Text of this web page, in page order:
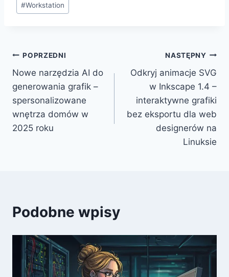
#Workstation
Nawigacja
wpisu
POPRZEDNI
Nowe narzędzia AI do
generowania grafik –
spersonalizowane
wnętrza domów w
2025 roku
NASTĘPNY
Odkryj animacje SVG
w Inkscape 1.4 –
interaktywne grafiki
bez eksportu dla web
designerów na
Linuksie
Podobne wpisy